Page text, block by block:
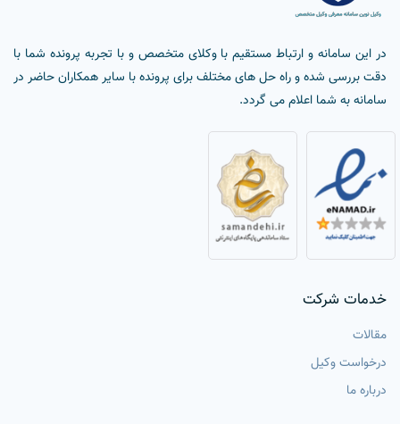
در این سامانه و ارتباط مستقیم با وکلای متخصص و با تجربه پرونده شما با
دقت بررسی شده و راه حل های مختلف برای پرونده با سایر همکاران حاضر در
سامانه به شما اعلام می گردد.
خدمات شرکت
مقالات
درخواست وکیل
درباره ما